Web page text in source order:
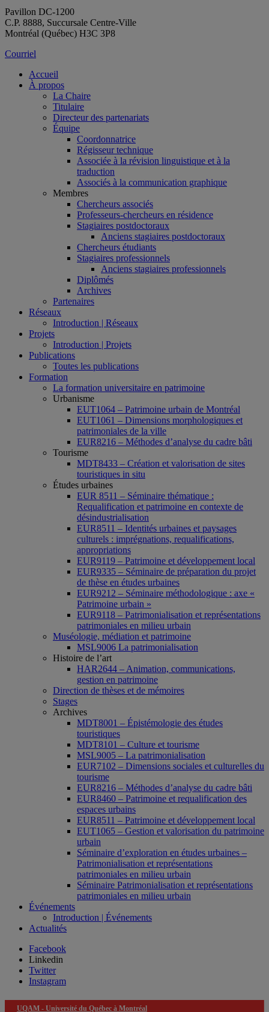
Pavillon DC-1200
C.P. 8888, Succursale Centre-Ville
Montréal (Québec) H3C 3P8
Courriel
Accueil
À propos
La Chaire
Titulaire
Directeur des partenariats
Équipe
Coordonnatrice
Régisseur technique
Associée à la révision linguistique et à la
traduction
Associés à la communication graphique
Membres
Chercheurs associés
Professeurs-chercheurs en résidence
Stagiaires postdoctoraux
Anciens stagiaires postdoctoraux
Chercheurs étudiants
Stagiaires professionnels
Anciens stagiaires professionnels
Diplômés
Archives
Partenaires
Réseaux
Introduction | Réseaux
Projets
Introduction | Projets
Publications
Toutes les publications
Formation
La formation universitaire en patrimoine
Urbanisme
EUT1064 – Patrimoine urbain de Montréal
EUT1061 – Dimensions morphologiques et
patrimoniales de la ville
EUR8216 – Méthodes d’analyse du cadre bâti
Tourisme
MDT8433 – Création et valorisation de sites
touristiques in situ
Études urbaines
EUR 8511 – Séminaire thématique :
Requalification et patrimoine en contexte de
désindustrialisation
EUR8511 – Identités urbaines et paysages
culturels : imprégnations, requalifications,
appropriations
EUR9119 – Patrimoine et développement local
EUR9335 – Séminaire de préparation du projet
de thèse en études urbaines
EUR9212 – Séminaire méthodologique : axe «
Patrimoine urbain »
EUR9118 – Patrimonialisation et représentations
patrimoniales en milieu urbain
Muséologie, médiation et patrimoine
MSL9006 La patrimonialisation
Histoire de l’art
HAR2644 – Animation, communications,
gestion en patrimoine
Direction de thèses et de mémoires
Stages
Archives
MDT8001 – Épistémologie des études
touristiques
MDT8101 – Culture et tourisme
MSL9005 – La patrimonialisation
EUR7102 – Dimensions sociales et culturelles du
tourisme
EUR8216 – Méthodes d’analyse du cadre bâti
EUR8460 – Patrimoine et requalification des
espaces urbains
EUR8511 – Patrimoine et développement local
EUT1065 – Gestion et valorisation du patrimoine
urbain
Séminaire d’exploration en études urbaines –
Patrimonialisation et représentations
patrimoniales en milieu urbain
Séminaire Patrimonialisation et représentations
patrimoniales en milieu urbain
Événements
Introduction | Événements
Actualités
Facebook
Linkedin
Twitter
Instagram
UQAM - Université du Québec à Montréal